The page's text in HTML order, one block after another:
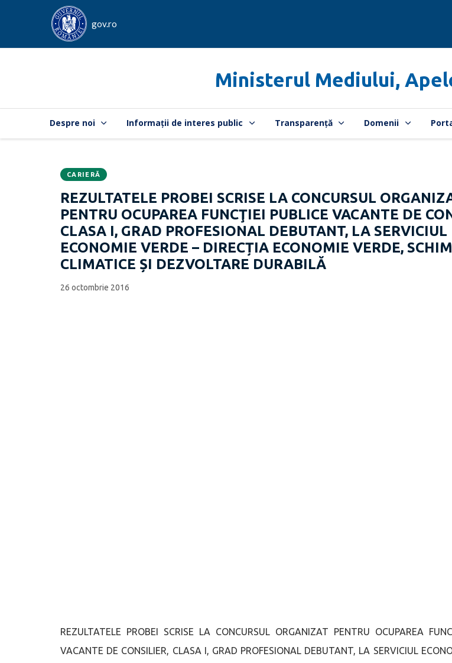
gov.ro
Ministerul Mediului,
Despre noi Informații de interes public Transparență Domenii
CATEGORIA:
CARIERĂ
REZULTATELE PROBEI SCRISE LA CONCURSUL
PENTRU OCUPAREA FUNCŢIEI PUBLICE VACANTE DE
CLASA I, GRAD PROFESIONAL DEBUTANT, LA SERVICIUL
ECONOMIE VERDE – DIRECȚIA ECONOMIE VERDE,
CLIMATICE ȘI DEZVOLTARE DURABILĂ
Data
publicării:
26 octombrie 2016
REZULTATELE PROBEI SCRISE LA CONCURSUL ORGANIZAT PENTRU OCUPAREA
VACANTE DE CONSILIER, CLASA I, GRAD PROFESIONAL DEBUTANT, LA SERVICIUL